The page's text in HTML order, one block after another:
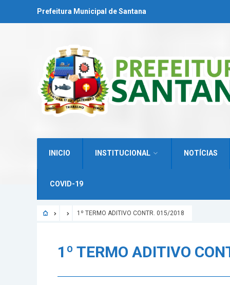
Prefeitura Municipal de Santana
INICIO INSTITUCIONAL NOTÍCIAS
COVID-19
1º TERMO ADITIVO CONTR. 015/2018
1º TERMO ADITIVO